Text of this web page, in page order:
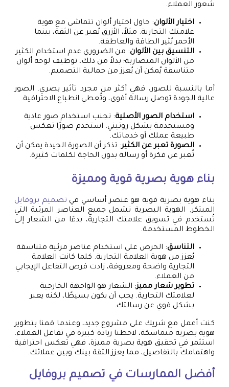
شعور العملاء.
اختيار الألوان: حاول اختيار ألوان تتماشى مع هوية
علامتك التجارية. مثلاً، الأزرق يُعبر عن الثقة، بينما
الأحمر يُثير الطاقة والعاطفة.
التنسيق بين الألوان: من الضروري عدم استخدام الكثير
من الألوان المتضاربة؛ بدلاً من ذلك، توظيف لوحة ألوان
متناسقة يُمكن أن يُعزز من جمالية التصميم.
أما بالنسبة للصور، فهي أكثر من مجرد تأثير بصري. الصور
عالية الجودة توصل رسالة أقوى، وتُعطي انطباع الاحترافية.
استخدام الصور الأصلية: تجنب استخدام صور عادية
ومستخدمة بشكل روتيني. استخدم صورًا تعكس
طبيعة عملك أو خدماتك.
الصورة تعبر عن الكثير: تذكر أن الصورة الجيدة يمكن أن
تُعبر عن فكرة أو رسالة بدون الحاجة لكلمات كثيرة.
بناء هوية بصرية قوية ومميزة
بناء هوية بصرية قوية هو عنصر أساسي في تصميم بروفايل
المبتكر. الهوية البصرية تشمل جميع العناصر المرئية التي
تُستخدم في تسويق علامتك التجارية، بدءًا من الشعار إلى
الخطوط المستخدمة.
التناسق: الحرص على استخدام عناصر مرئية متناسقة
يُعزز من هوية العلامة التجارية. كلما كانت العلامة
التجارية واضحة ومعروفة، زادت فرص التفاعل الإيجابي
من العملاء.
تطوير شعار مميز: الشعار هو الواجهة الخارجية
لعلامتك التجارية. يجب أن يكون بسيطًا، لكنه يعبر
بشكل قوي عن رسالتك.
كنت أعمل مع شريك على مشروع جديد، وعندما قمنا بتطوير
هوية بصرية متماسكة، لاحظنا زيادة كبيرة في تفاعل العملاء.
استثمر في تحقيق هوية بصرية مميزة، فهي تعكس احترافية
واهتمامك بالتفاصيل، مما يعزز الثقة بينك وبين عملائك.
أفضل الممارسات في تصميم بروفايل